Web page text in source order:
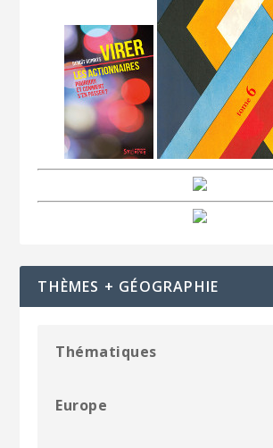
THÈMES + GÉOGRAPHIE
Thématiques
Europe